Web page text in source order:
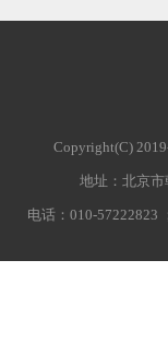
Copyright(C)
地址：北京
电话：010-